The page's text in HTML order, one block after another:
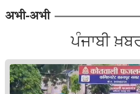
अभी-अभी
ਪੰਜਾਬੀ